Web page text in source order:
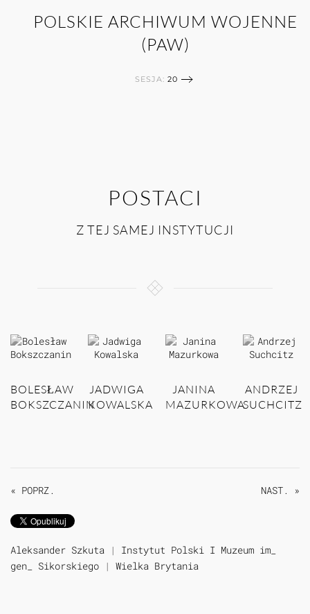
POLSKIE ARCHIWUM WOJENNE
(PAW)
SESJA: 20
POSTACI
Z TEJ SAMEJ INSTYTUCJI
BOLESŁAW
BOKSZCZANIN
JADWIGA
KOWALSKA
JANINA
MAZURKOWA
ANDRZEJ
SUCHCITZ
« POPRZ. NAST. »
Aleksander Szkuta | Instytut Polski I Muzeum im_
gen_ Sikorskiego | Wielka Brytania